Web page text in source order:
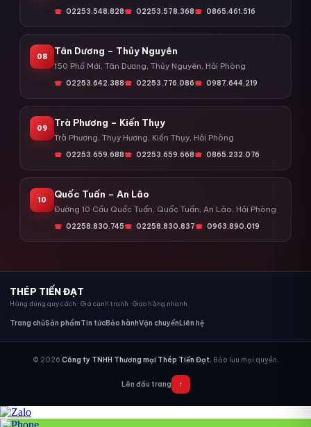
02253.548.828 02253.578.368 0865.461.516
08
Tân Dương – Thủy Nguyên
150 Phố Mới, Tân Dương, Thủy Nguyên, Hải Phòng
02253.642.388 02253.776.086 0987.644.219
09
Trà Phương – Kiến Thụy
Trà Phương, Thụy Hương, Kiến Thụy, Hải Phòng
02253.659.688 02253.659.668 0865.232.076
10
Quốc Tuấn – An Lão
Đường 10 Cầu Quốc Tuấn, Quốc Tuấn, An Lão, Hải Phòng
02258.830.745 02258.830.837 0963.890.019
THÉP TIẾN ĐẠT
Hàng đúng quy cách · Giá cạnh tranh · Giao hàng nhanh
Trang chủSản phẩmTin tứcBảo hànhVận chuyểnLiên hệ
© 2026 Công ty TNHH Thương mại Thép Tiến Đạt. Bảo lưu mọi quyền.
Lên đầu trang ↑